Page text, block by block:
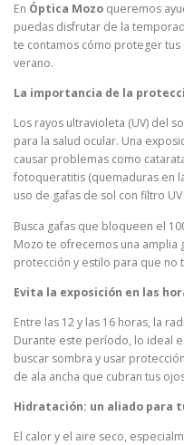
En Óptica Mozo queremos
puedas disfrutar de la
te contamos cómo proteger tus
verano.
La importancia de la
Los rayos ultravioleta (UV) del
para la salud ocular. Una
causar problemas como
fotoqueratitis (quemaduras en
uso de gafas de sol con filtro
Busca gafas que bloqueen el
Mozo te ofrecemos una amplia
protección y estilo para que no
Evita la exposición en las
Entre las 12 y las 16 horas, la
Durante este período, lo ideal
buscar sombra y usar
de ala ancha que cubran tus
Hidratación: un aliado para
El calor y el aire seco,